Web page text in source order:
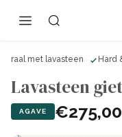
met lavasteen Hard
Lavasteen
AGAVE €275,00